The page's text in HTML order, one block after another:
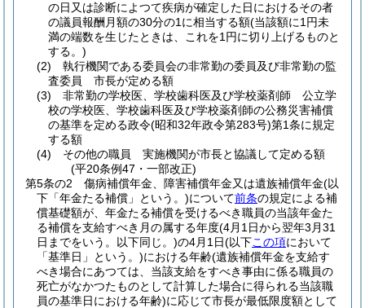
の日又は診断によつて疾病が確定した日におけるその者
の議員報酬月額の30分の1に相当する額(当該額に1円未
満の端数を生じたときは、これを1円に切り上げるものと
する。)
(2)
執行機関である委員会の非常勤の委員及び非常勤の監
査委員 市長が定める額
(3)
非常勤の学校医、学校歯科医及び学校薬剤師 公立学
校の学校医、学校歯科医及び学校薬剤師の公務災害補償
の基準を定める政令(昭和32年政令第283号)第1条に規定
する額
(4)
その他の職員 実施機関が市長と協議して定める額
(平20条例47・一部改正)
第5条の2
傷病補償年金、障害補償年金又は遺族補償年金(以
下「年金たる補償」という。)について前条の規定による補
償基礎額が、年金たる補償を受けるべき職員の当該年金た
る補償を支給すべき月の属する年度(4月1日から翌年3月31
日までをいう。以下同じ。)の4月1日(以下この項において
「基準日」という。)における年齢(遺族補償年金を支給す
べき場合にあつては、当該支給をすべき事由に係る職員の
死亡がなかつたものとして計算した場合に得られる当該職
員の基準日における年齢)に応じて市長が最低限度額として